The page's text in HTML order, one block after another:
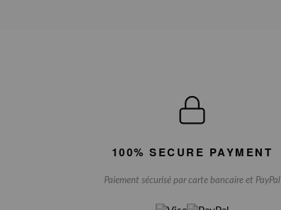
100% SECURE PAYMENT
Paiement sécurisé par carte bancaire et PayPal